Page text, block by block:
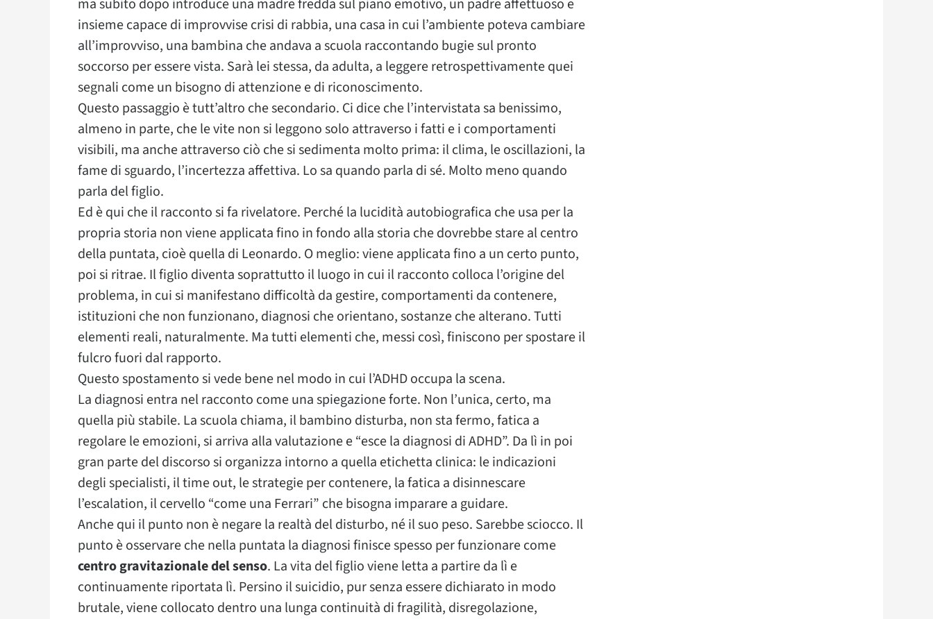
ma subito dopo introduce una madre fredda sul piano emotivo, un padre affettuoso e
insieme capace di improvvise crisi di rabbia, una casa in cui l’ambiente poteva cambiare
all’improvviso, una bambina che andava a scuola raccontando bugie sul pronto
soccorso per essere vista. Sarà lei stessa, da adulta, a leggere retrospettivamente quei
segnali come un bisogno di attenzione e di riconoscimento.
Questo passaggio è tutt’altro che secondario. Ci dice che l’intervistata sa benissimo,
almeno in parte, che le vite non si leggono solo attraverso i fatti e i comportamenti
visibili, ma anche attraverso ciò che si sedimenta molto prima: il clima, le oscillazioni, la
fame di sguardo, l’incertezza affettiva. Lo sa quando parla di sé. Molto meno quando
parla del figlio.
Ed è qui che il racconto si fa rivelatore. Perché la lucidità autobiografica che usa per la
propria storia non viene applicata fino in fondo alla storia che dovrebbe stare al centro
della puntata, cioè quella di Leonardo. O meglio: viene applicata fino a un certo punto,
poi si ritrae. Il figlio diventa soprattutto il luogo in cui il racconto colloca l’origine del
problema, in cui si manifestano difficoltà da gestire, comportamenti da contenere,
istituzioni che non funzionano, diagnosi che orientano, sostanze che alterano. Tutti
elementi reali, naturalmente. Ma tutti elementi che, messi così, finiscono per spostare il
fulcro fuori dal rapporto.
Questo spostamento si vede bene nel modo in cui l’ADHD occupa la scena.
La diagnosi entra nel racconto come una spiegazione forte. Non l’unica, certo, ma
quella più stabile. La scuola chiama, il bambino disturba, non sta fermo, fatica a
regolare le emozioni, si arriva alla valutazione e “esce la diagnosi di ADHD”. Da lì in poi
gran parte del discorso si organizza intorno a quella etichetta clinica: le indicazioni
degli specialisti, il time out, le strategie per contenere, la fatica a disinnescare
l’escalation, il cervello “come una Ferrari” che bisogna imparare a guidare.
Anche qui il punto non è negare la realtà del disturbo, né il suo peso. Sarebbe sciocco. Il
punto è osservare che nella puntata la diagnosi finisce spesso per funzionare come
centro gravitazionale del senso. La vita del figlio viene letta a partire da lì e
continuamente riportata lì. Persino il suicidio, pur senza essere dichiarato in modo
brutale, viene collocato dentro una lunga continuità di fragilità, disregolazione,